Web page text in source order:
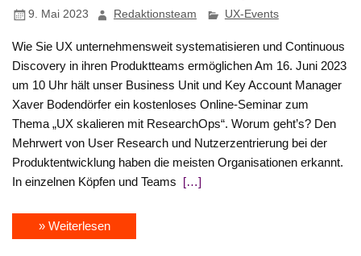
9. Mai 2023 Redaktionsteam UX-Events
Wie Sie UX unternehmensweit systematisieren und Continuous
Discovery in ihren Produktteams ermöglichen Am 16. Juni 2023
um 10 Uhr hält unser Business Unit und Key Account Manager
Xaver Bodendörfer ein kostenloses Online-Seminar zum
Thema „UX skalieren mit ResearchOps“. Worum geht’s? Den
Mehrwert von User Research und Nutzerzentrierung bei der
Produktentwicklung haben die meisten Organisationen erkannt.
In einzelnen Köpfen und Teams […]
» Weiterlesen